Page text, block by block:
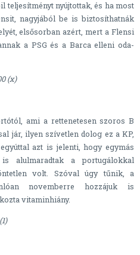
teljesítményt nyújtottak, és ha most
nagyjából be is biztosíthatnák
elsősorban azért, mert a Flensi
a PSG és a Barca elleni oda-
(x)
ami a rettenetesen szoros B
jár, ilyen szívetlen dolog ez a KP,
azt is jelenti, hogy egymás
alulmaradtak a portugálokkal
volt. Szóval úgy tűnik, a
novemberre hozzájuk is
vitaminhiány.